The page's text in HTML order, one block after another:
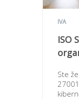
IVA
ISO
Ste